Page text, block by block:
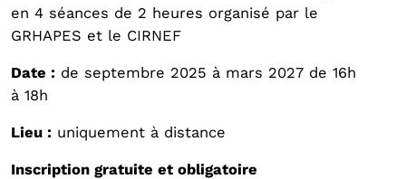
en 4 séances de 2 heures organisé par le
GRHAPES et le CIRNEF
Date : de septembre 2025 à mars 2027 de 16h
à 18h
Lieu : uniquement à distance
Inscription gratuite et obligatoire